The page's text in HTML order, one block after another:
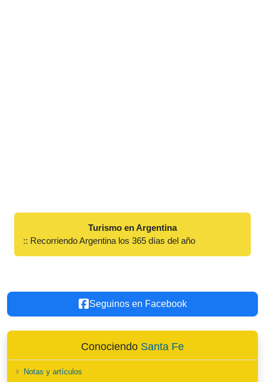
Turismo en Argentina
:: Recorriendo Argentina los 365 días del año
Seguinos en Facebook
Conociendo Santa Fe
Notas y artículos